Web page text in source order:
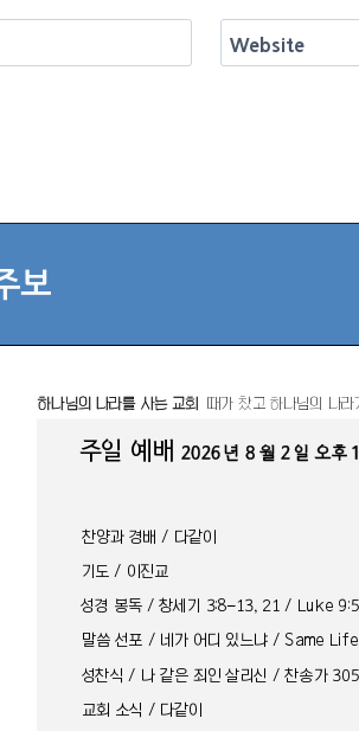
Website
보